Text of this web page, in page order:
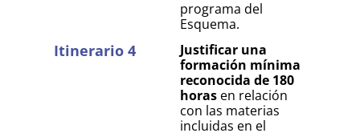
programa del
Esquema.
Itinerario 4
Justificar una
formación mínima
reconocida de 180
horas en relación
con las materias
incluidas en el